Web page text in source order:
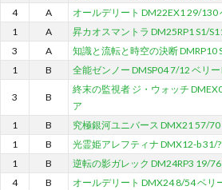
4
A オールデリート DM22EX1 29/130
1
A 昇カオスマントラ DM25RP1 S1/
3
A 知識と流転と時空の決断 DMRP10
1
B 全能ゼンノー DMSP04 7/12 ベリ
3 B
終末の監視者 ジ・ウォッチ
ア
1 B 究極銀河ユニバース DMX21 57/
1
B 光霊姫アレフティナ DMX12-b 31/
1
B 逆転の影ガレック DM24RP3 19/76
4
B オールデリート DMX24 8/54 ベリ